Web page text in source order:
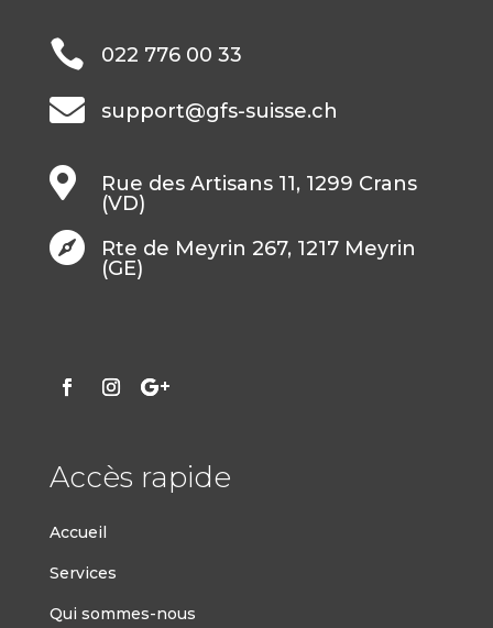
 022 776 00 33
 support@gfs-suisse.ch

Rue des Artisans 11, 1299 Crans
(VD)

Rte de Meyrin 267, 1217 Meyrin
(GE)
Accès rapide
Accueil
Services
Qui sommes-nous